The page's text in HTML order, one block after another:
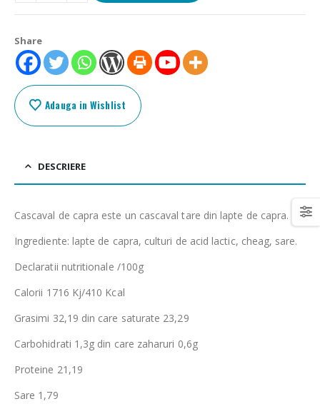
Share
Adauga in Wishlist
DESCRIERE
Cascaval de capra este un cascaval tare din lapte de capra.
Ingrediente: lapte de capra, culturi de acid lactic, cheag, sare.
Declaratii nutritionale /100g
Calorii 1716 Kj/410 Kcal
Grasimi 32,19 din care saturate 23,29
Carbohidrati 1,3g din care zaharuri 0,6g
Proteine 21,19
Sare 1,79